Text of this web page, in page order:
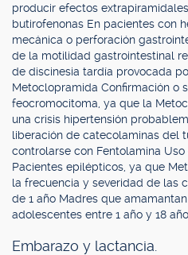
producir efectos
butirofenonas En pacientes con
mecánica o perforación
de la motilidad gastrointestinal
de discinesia tardía provocada
Metoclopramida Confirmación o
feocromocitoma, ya que la
una crisis hipertensión
liberación de catecolaminas del
controlarse con Fentolamina
Pacientes epilépticos, ya que
la frecuencia y severidad de las
de 1 año Madres que
adolescentes entre 1 año y 18
Embarazo y lactancia.